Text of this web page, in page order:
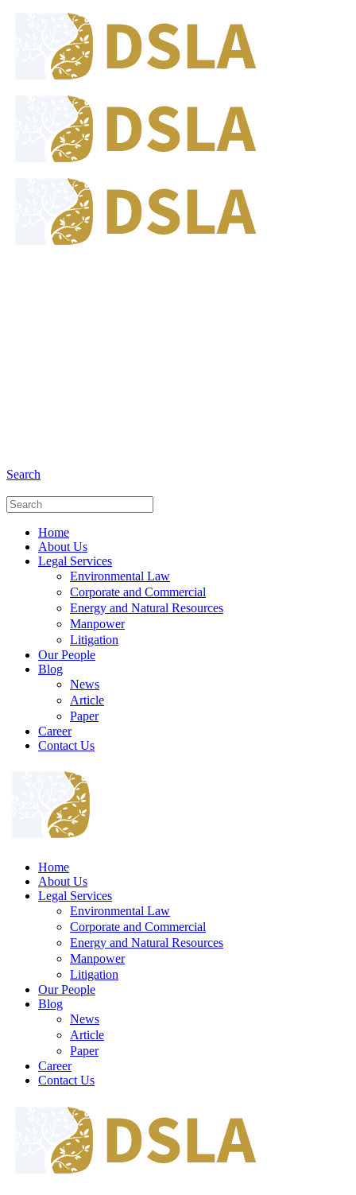
Search
Home
About Us
Legal Services
Environmental Law
Corporate and Commercial
Energy and Natural Resources
Manpower
Litigation
Our People
Blog
News
Article
Paper
Career
Contact Us
Home
About Us
Legal Services
Environmental Law
Corporate and Commercial
Energy and Natural Resources
Manpower
Litigation
Our People
Blog
News
Article
Paper
Career
Contact Us